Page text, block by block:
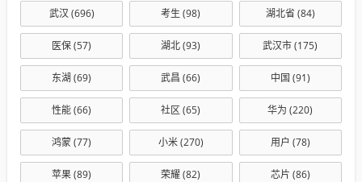
武汉 (696) 考生 (98) 湖北省 (84)
医保(57) 湖北(93) 武汉市(175)
东湖 (69) 武昌 (66) 中国 (91)
性能(66) 社区 (65) 华为 (220)
鸿蒙(77) 小米(270) 用户 (78)
苹果(89) 荣耀(82) 芯片 (86)